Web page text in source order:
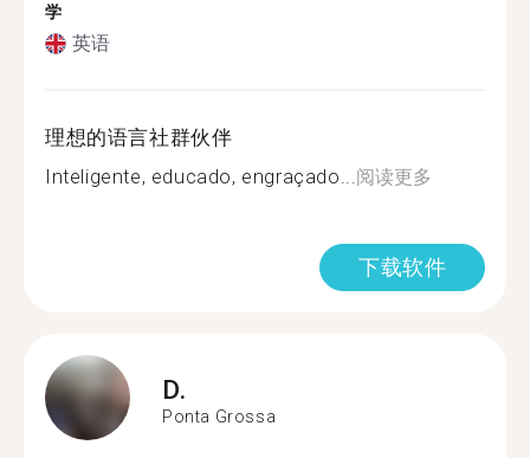
学
英语
理想的语言社群伙伴
Inteligente, educado, engraçado...阅读更多
下载软件
D.
Ponta Grossa